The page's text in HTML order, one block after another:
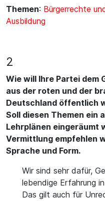
Themen: Bürgerrechte
Ausbildung
2
Wie will Ihre Partei dem
aus der roten und der
Deutschland öffentlich
Soll diesen Themen ein
Lehrplänen eingeräumt
Vermittlung empfehlen
Sprache und Form.
Wir sind sehr dafür,
lebendige Erfahrung
Das gilt auch für